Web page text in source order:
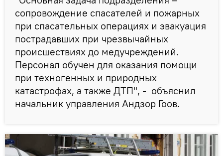
сопровождение спасателей и пожарных
при спасательных операциях и эвакуация
пострадавших при чрезвычайных
происшествиях до медучреждений.
Персонал обучен для оказания помощи
при техногенных и природных
катастрофах, а также ДТП", - объяснил
начальник управления Андзор Гоов.